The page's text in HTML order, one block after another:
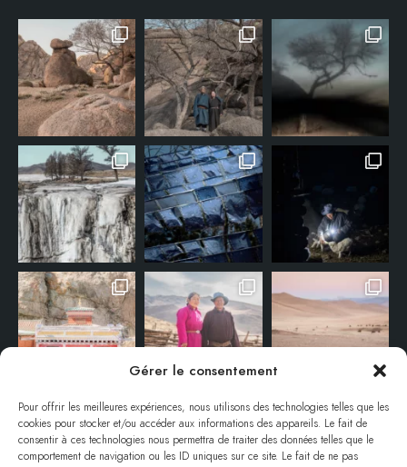
Gérer le consentement
Pour offrir les meilleures expériences, nous utilisons des technologies telles que les
cookies pour stocker et/ou accéder aux informations des appareils. Le fait de
consentir à ces technologies nous permettra de traiter des données telles que le
comportement de navigation ou les ID uniques sur ce site. Le fait de ne pas